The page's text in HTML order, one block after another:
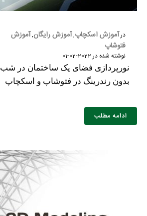
درآموزش اسکچاپ,آموزش رایگان,آموزش
فتوشاپ
نوشته شده در2022-02-01
نورپردازی فضای یک ساختمان در شب
بدون رندرینگ در فتوشاپ و اسکچاپ
ادامه مطلب